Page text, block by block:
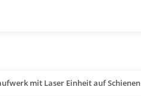
mit Laser Einheit auf Schienen